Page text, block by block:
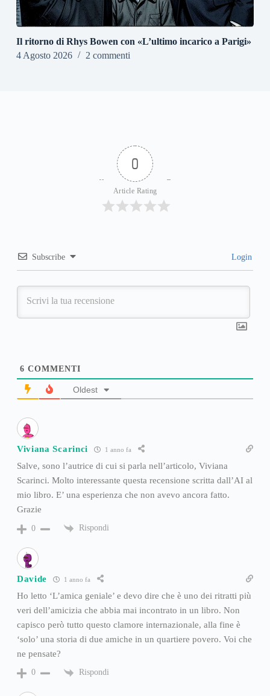
Il ritorno di Rhys Bowen con «L’ultimo incarico a Parigi»
4 Agosto 2026
2 commenti
0
Article Rating
Subscribe Login
6 COMMENTI
Oldest
Viviana Scarinci 1 anno fa
Salve, sono l’autrice di cui si parla nell’articolo, Viviana
Scarinci. Molto interessante questa recensione scritta dall’AI al
mio libro. E’ una esperienza che non avevo ancora fatto.
Grazie
0 Rispondi
Davide 1 anno fa
Ho letto ‘L’amica geniale’ e devo dire che è uno dei ritratti più
veri dell’amicizia che abbia mai incontrato in un libro. Non
capisco però tutto questo clamore internazionale, alla fine è
‘solo’ una storia di due amiche in un quartiere povero. Voi che
ne pensate?
0 Rispondi